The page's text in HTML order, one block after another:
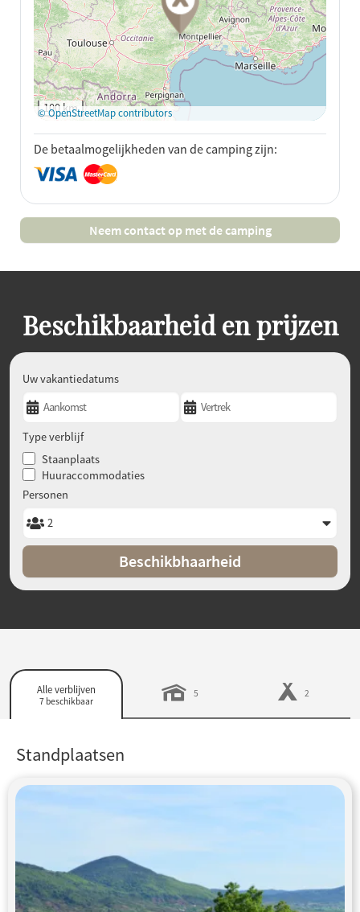
Op Google Maps
bekijken
100 km
© OpenStreetMap contributors
De betaalmogelijkheden van de camping zijn:
Neem contact op met de camping
Beschikbaarheid en prijzen
Uw vakantiedatums
Type verblijf
Staanplaats
Huuraccommodaties
Personen
Beschikbhaarheid
Alle verblijven
7 beschikbaar
5 2
Standplaatsen